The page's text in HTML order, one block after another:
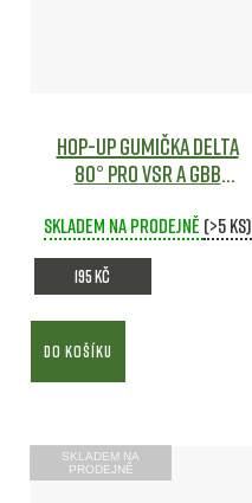
Hop-Up gumička DELTA
80° pro VSR a GBB
Airsoft
Skladem na prodejně (>5 ks)
195 Kč
DO KOŠÍKU
SKLADEM NA
PRODEJNĚ